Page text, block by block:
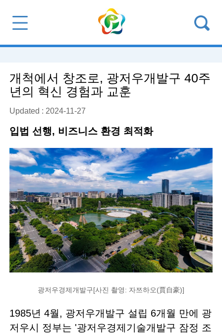
개척에서 창조로, 광저우개발구 40주
년의 혁신 경험과 교훈
Updated : 2024-11-27
입법 선행, 비즈니스 환경 최적화
광저우경제개발구[사진 촬영: 자쯔하오(賈自豪)]
1985년 4월, 광저우개발구 설립 6개월 만에 광
저우시 정부는 '광저우경제기술개발구 잠정 조